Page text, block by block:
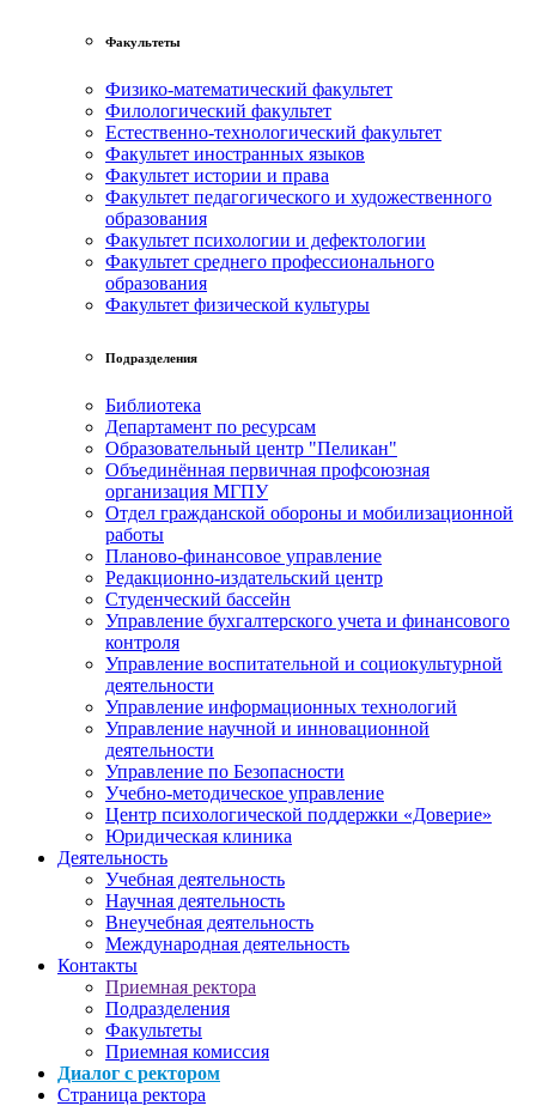
Факультеты
Физико-математический факультет
Филологический факультет
Естественно-технологический факультет
Факультет иностранных языков
Факультет истории и права
Факультет педагогического и художественного
образования
Факультет психологии и дефектологии
Факультет среднего профессионального
образования
Факультет физической культуры
Подразделения
Библиотека
Департамент по ресурсам
Образовательный центр "Пеликан"
Объединённая первичная профсоюзная
организация МГПУ
Отдел гражданской обороны и мобилизационной
работы
Планово-финансовое управление
Редакционно-издательский центр
Студенческий бассейн
Управление бухгалтерского учета и финансового
контроля
Управление воспитательной и социокультурной
деятельности
Управление информационных технологий
Управление научной и инновационной
деятельности
Управление по Безопасности
Учебно-методическое управление
Центр психологической поддержки «Доверие»
Юридическая клиника
Деятельность
Учебная деятельность
Научная деятельность
Внеучебная деятельность
Международная деятельность
Контакты
Приемная ректора
Подразделения
Факультеты
Приемная комиссия
Диалог с ректором
Страница ректора